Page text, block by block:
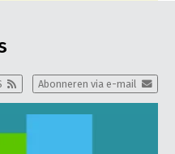
Abonneren via e-mail